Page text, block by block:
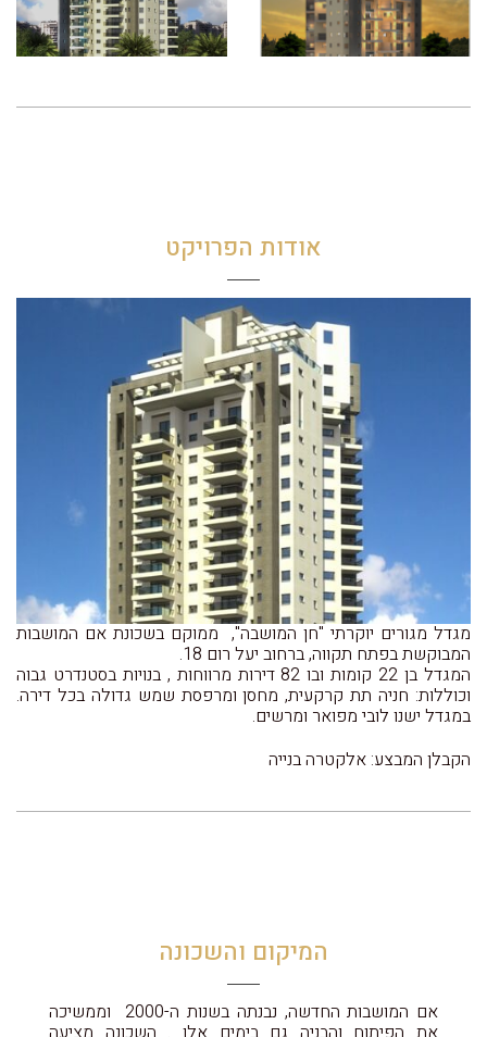
אודות הפרויקט
מגדל מגורים יוקרתי "חן המושבה", ממוקם בשכונת אם המושבות
המבוקשת בפתח תקווה, ברחוב יעל רום 18.
המגדל בן 22 קומות ובו 82 דירות מרווחות , בנויות בסטנדרט גבוה
וכוללות: חניה תת קרקעית, מחסן ומרפסת שמש גדולה בכל דירה.
במגדל ישנו לובי מפואר ומרשים.
הקבלן המבצע: אלקטרה בנייה
המיקום והשכונה
אם המושבות החדשה, נבנתה בשנות ה-2000 וממשיכה